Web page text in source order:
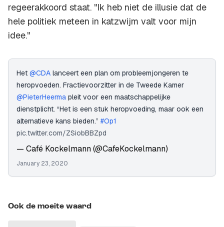
regeerakkoord staat. "Ik heb niet de illusie dat de
hele politiek meteen in katzwijm valt voor mijn
idee."
Het @CDA lanceert een plan om probleemjongeren te
heropvoeden. Fractievoorzitter in de Tweede Kamer
@PieterHeerma pleit voor een maatschappelijke
dienstplicht. “Het is een stuk heropvoeding, maar ook een
alternatieve kans bieden.” #Op1
pic.twitter.com/ZSiobBBZpd
— Café Kockelmann (@CafeKockelmann)
January 23, 2020
Ook de moeite waard